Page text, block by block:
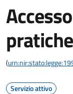
(
Servizio attivo